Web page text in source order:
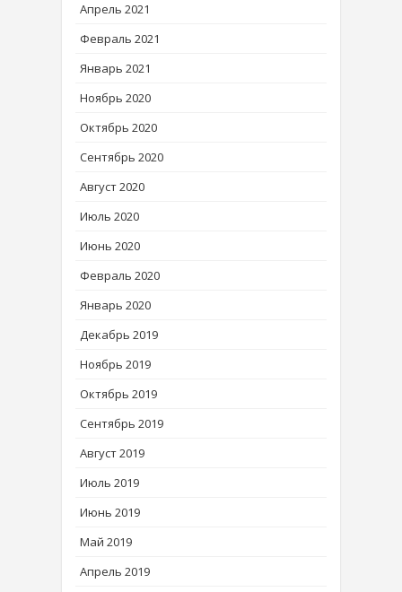
Апрель 2021
Февраль 2021
Январь 2021
Ноябрь 2020
Октябрь 2020
Сентябрь 2020
Август 2020
Июль 2020
Июнь 2020
Февраль 2020
Январь 2020
Декабрь 2019
Ноябрь 2019
Октябрь 2019
Сентябрь 2019
Август 2019
Июль 2019
Июнь 2019
Май 2019
Апрель 2019